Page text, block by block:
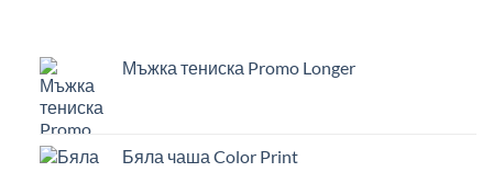
Мъжка тениска Promo Longer
Бяла чаша Color Print